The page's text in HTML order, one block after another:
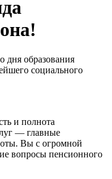
дня образования
социального
и полнота
— главные
Вы с огромной
вопросы пенсионного